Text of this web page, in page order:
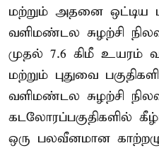
மற்றும் அதனை ஒட்டிய
வளிமண்டல சுழற்சி
முதல் 7.6 கிமீ உயரம்
மற்றும் புதுவை
வளிமண்டல சுழற்சி
கடலோரப்பகுதிகளில்
ஒரு பலவீனமான